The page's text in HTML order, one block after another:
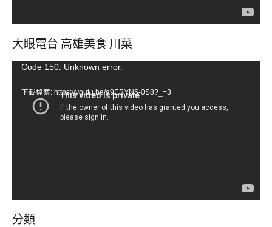
大眼電台 高雄美食 川菜
視Code 150: Unknown error.
下載檔案: https://youtu.be/a9EBYN5-0S8?_=3
分類